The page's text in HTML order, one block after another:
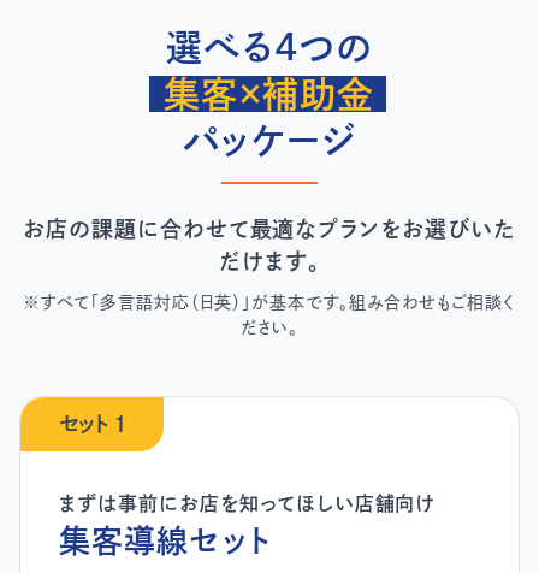
選べる4つの
集客×補助金
パッケージ
お店の課題に合わせて最適なプランをお選びいた
だけます。
※すべて「多言語対応（日英）」が基本です。組み合わせもご相談く
ださい。
セット 1
集客導線セット